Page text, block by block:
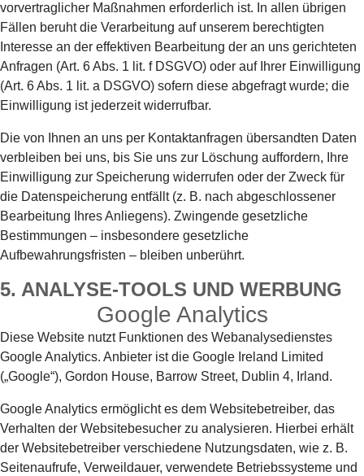
vorvertraglicher Maßnahmen erforderlich ist. In allen übrigen
Fällen beruht die Verarbeitung auf unserem berechtigten
Interesse an der effektiven Bearbeitung der an uns gerichteten
Anfragen (Art. 6 Abs. 1 lit. f DSGVO) oder auf Ihrer Einwilligung
(Art. 6 Abs. 1 lit. a DSGVO) sofern diese abgefragt wurde; die
Einwilligung ist jederzeit widerrufbar.
Die von Ihnen an uns per Kontaktanfragen übersandten Daten
verbleiben bei uns, bis Sie uns zur Löschung auffordern, Ihre
Einwilligung zur Speicherung widerrufen oder der Zweck für
die Datenspeicherung entfällt (z. B. nach abgeschlossener
Bearbeitung Ihres Anliegens). Zwingende gesetzliche
Bestimmungen – insbesondere gesetzliche
Aufbewahrungsfristen – bleiben unberührt.
5. ANALYSE-TOOLS UND WERBUNG
Google Analytics
Diese Website nutzt Funktionen des Webanalysedienstes
Google Analytics. Anbieter ist die Google Ireland Limited
(„Google“), Gordon House, Barrow Street, Dublin 4, Irland.
Google Analytics ermöglicht es dem Websitebetreiber, das
Verhalten der Websitebesucher zu analysieren. Hierbei erhält
der Websitebetreiber verschiedene Nutzungsdaten, wie z. B.
Seitenaufrufe, Verweildauer, verwendete Betriebssysteme und